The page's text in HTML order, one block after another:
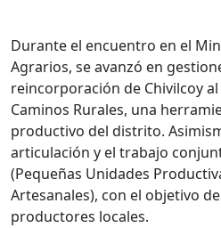
Durante el encuentro en el
Agrarios, se avanzó en
reincorporación de Chivilcoy
Caminos Rurales, una
productivo del distrito.
articulación y el trabajo
(Pequeñas Unidades
Artesanales), con el objetivo
productores locales.